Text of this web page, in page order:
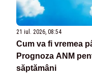
21 iul. 2026, 08:54
Cum va fi vremea
Prognoza ANM
săptămâni